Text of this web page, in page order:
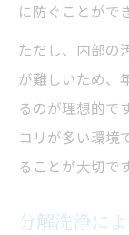
に防ぐことがで
ただし、内部の
が難しいため、
るのが理想的で
コリが多い環境
ることが大切です
分解洗浄に